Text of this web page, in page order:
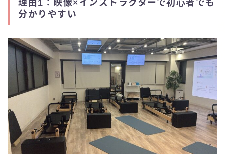
理由1：映像×インストラクターで初心者でも
分かりやすい